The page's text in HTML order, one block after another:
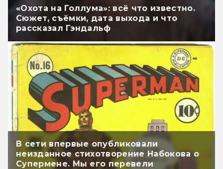
«Охота на Голлума»: всё что известно.
Сюжет, съёмки, дата выхода и что
рассказал Гэндальф
В сети впервые опубликовали
неизданное стихотворение Набокова о
Супермене. Мы его перевели